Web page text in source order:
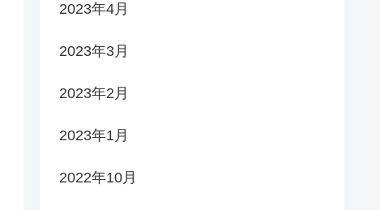
2023年4月
2023年3月
2023年2月
2023年1月
2022年10月